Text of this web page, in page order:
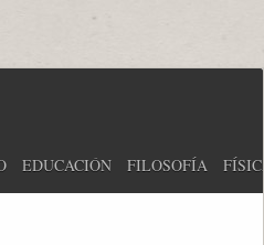
EDUCACIÓN FILOSOFÍA